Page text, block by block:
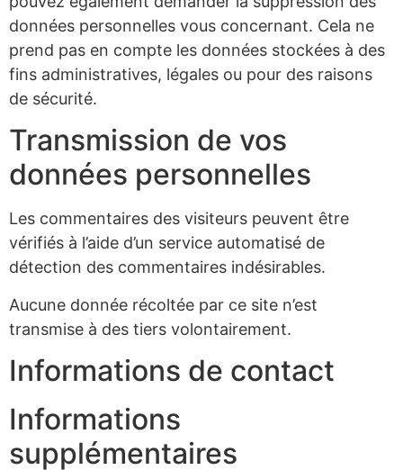
données personnelles vous concernant. Cela ne
prend pas en compte les données stockées à des
fins administratives, légales ou pour des raisons
de sécurité.
Transmission de vos
données personnelles
Les commentaires des visiteurs peuvent être
vérifiés à l’aide d’un service automatisé de
détection des commentaires indésirables.
Aucune donnée récoltée par ce site n’est
transmise à des tiers volontairement.
Informations de contact
Informations
supplémentaires